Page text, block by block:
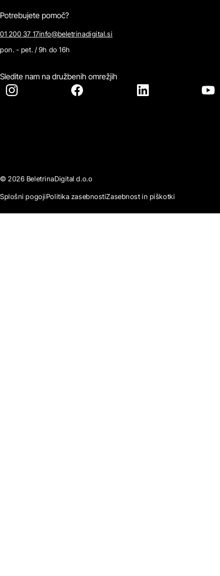
Potrebujete pomoč?
01 200 37 17info@beletrinadigital.si
pon. - pet. / 9h do 16h
Sledite nam na družbenih omrežjih
© 2026 BeletrinaDigital d.o.o
Splošni pogojiPolitika zasebnostiZasebnost in piškotki